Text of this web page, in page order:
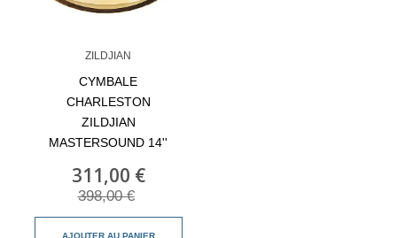
ZILDJIAN
CYMBALE
CHARLESTON
ZILDJIAN
MASTERSOUND 14''
311,00 €
398,00 €
AJOUTER AU PANIER